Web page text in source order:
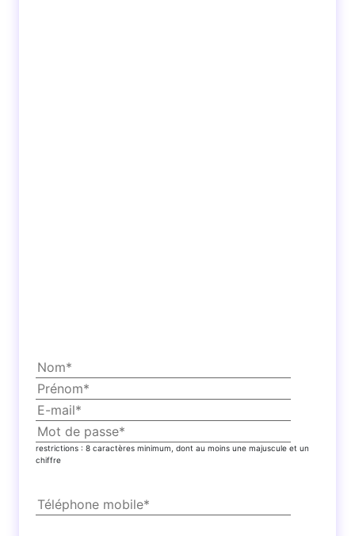
restrictions : 8 caractères minimum, dont au moins une majuscule et un
chiffre